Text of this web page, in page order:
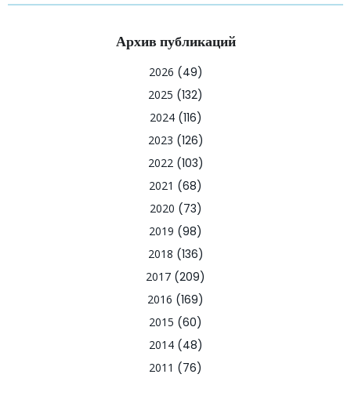
Архив публикаций
2026 (49)
2025 (132)
2024(116)
2023 (126)
2022(103)
2021 (68)
2020 (73)
2019 (98)
2018 (136)
2017 (209)
2016 (169)
2015 (60)
2014(48)
2011 (76)